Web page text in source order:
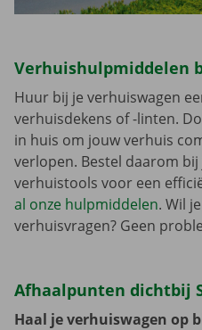
Verhuishulpmiddelen
Huur bij je verhuiswagen
verhuisdekens of -linten.
in huis om jouw verhuis
verlopen. Bestel daarom
verhuistools voor een
al onze hulpmiddelen. Wil
verhuisvragen? Geen
Afhaalpunten dichtbij
Haal je verhuiswagen op